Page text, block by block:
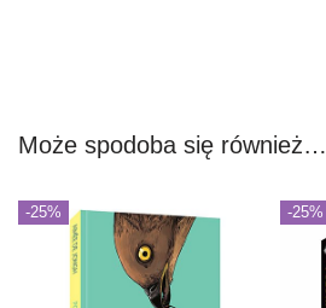
Może spodoba się również…
-25% -25%